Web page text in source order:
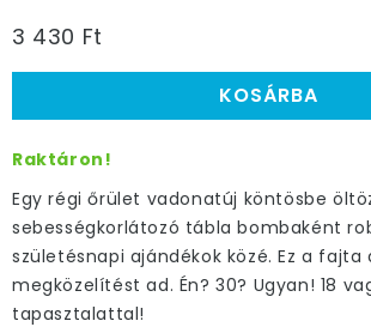
3 430 Ft
KOSÁRBA
Raktáron!
Egy régi őrület vadonatúj köntösbe
sebességkorlátozó tábla bombaként
születésnapi ajándékok közé. Ez a fajta
megközelítést ad. Én? 30? Ugyan! 18
tapasztalattal!